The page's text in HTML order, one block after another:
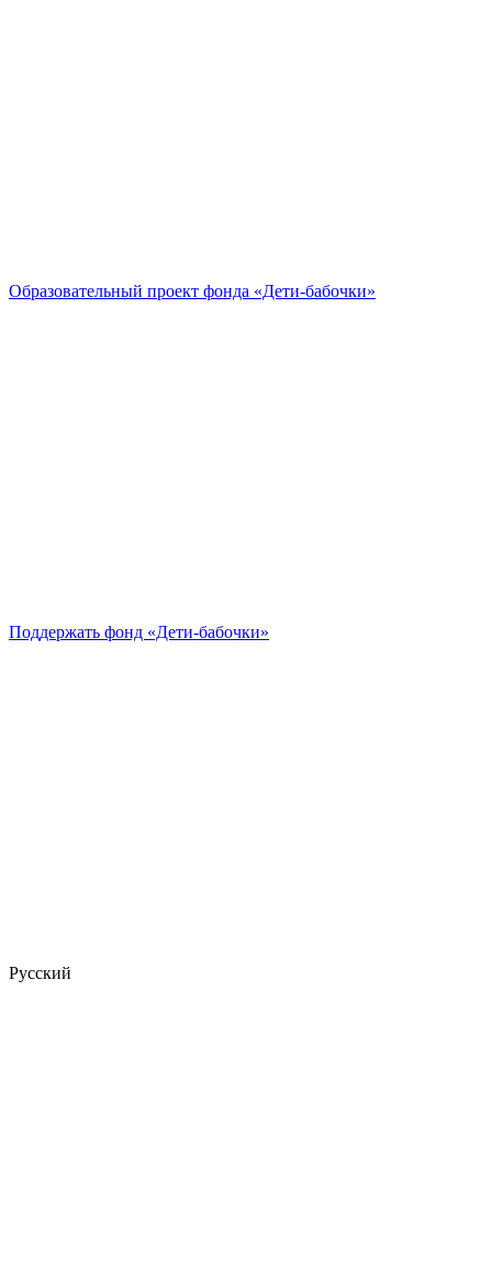
Образовательный проект фонда «Дети-бабочки»
Поддержать фонд «Дети-бабочки»
Русский